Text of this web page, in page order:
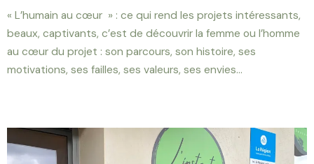
« L’humain au cœur » : ce qui rend les projets intéressants,
beaux, captivants, c’est de découvrir la femme ou l’homme
au cœur du projet : son parcours, son histoire, ses
motivations, ses failles, ses valeurs, ses envies…